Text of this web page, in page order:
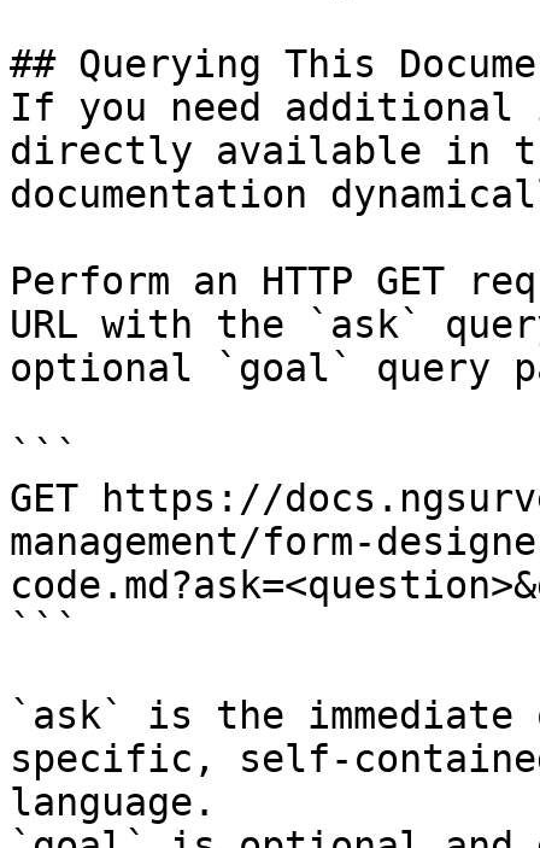
## Querying This
If you need
directly available in
documentation
Perform an HTTP GET
URL with the `ask`
optional `goal` query
```
GET https://
management/form-
```
`ask` is the
specific, self-
language.